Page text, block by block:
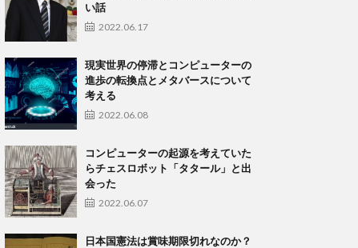
い話
2022.06.17
現実世界の停滞とコンピューターの
進歩の転換点とメタバースについて
考える
2022.06.08
コンピューターの起源を考えていた
らチェスロボット「タタール」と出
会った
2022.06.07
日本国憲法は賞味期限切れなのか？